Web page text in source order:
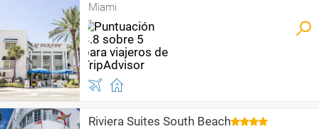
Miami
Riviera Suites South Beach